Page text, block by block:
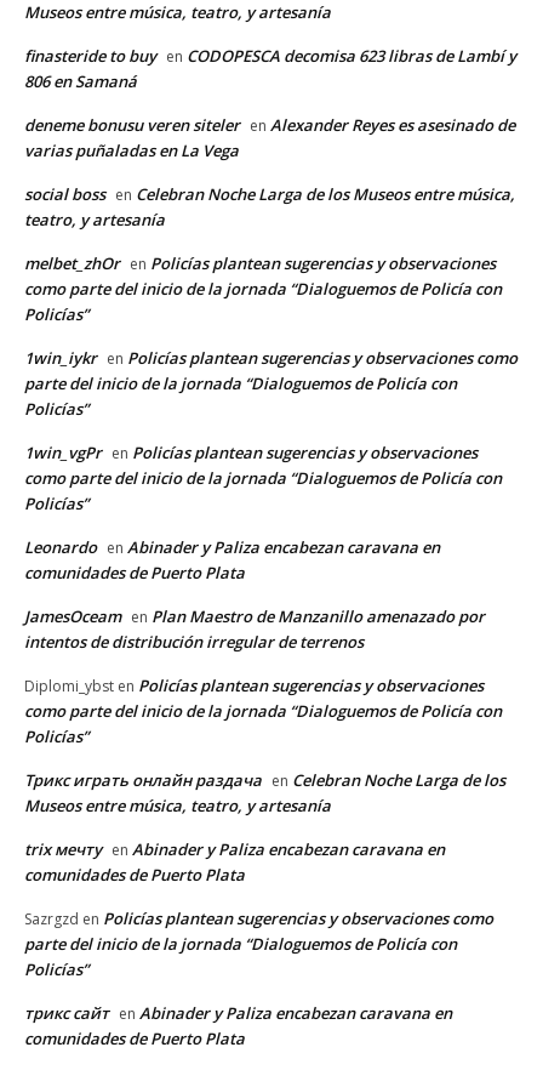
Museos entre música, teatro, y artesanía
finasteride to buy en CODOPESCA decomisa 623 libras de Lambí y
806 en Samaná
deneme bonusu veren siteler en Alexander Reyes es asesinado de
varias puñaladas en La Vega
social boss en Celebran Noche Larga de los Museos entre música,
teatro, y artesanía
melbet_zhOr en Policías plantean sugerencias y observaciones
como parte del inicio de la jornada “Dialoguemos de Policía con
Policías”
1win_iykr en Policías plantean sugerencias y observaciones como
parte del inicio de la jornada “Dialoguemos de Policía con
Policías”
1win_vgPr en Policías plantean sugerencias y observaciones
como parte del inicio de la jornada “Dialoguemos de Policía con
Policías”
Leonardo en Abinader y Paliza encabezan caravana en
comunidades de Puerto Plata
JamesOceam en Plan Maestro de Manzanillo amenazado por
intentos de distribución irregular de terrenos
Diplomi_ybst en Policías plantean sugerencias y observaciones
como parte del inicio de la jornada “Dialoguemos de Policía con
Policías”
Трикс играть онлайн раздача en Celebran Noche Larga de los
Museos entre música, teatro, y artesanía
trix мечту en Abinader y Paliza encabezan caravana en
comunidades de Puerto Plata
Sazrgzd en Policías plantean sugerencias y observaciones como
parte del inicio de la jornada “Dialoguemos de Policía con
Policías”
трикс сайт en Abinader y Paliza encabezan caravana en
comunidades de Puerto Plata